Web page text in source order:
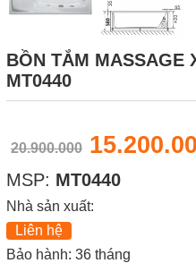
BỒN TẮM MASSAGE
MT0440
20.900.000
MSP: MT0440
Nhà sản xuất:
Liên hệ
Bảo hành: 36 tháng